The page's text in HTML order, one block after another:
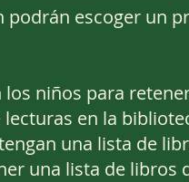
podrán escoger un
niños para
en la
una lista de
una lista de libros